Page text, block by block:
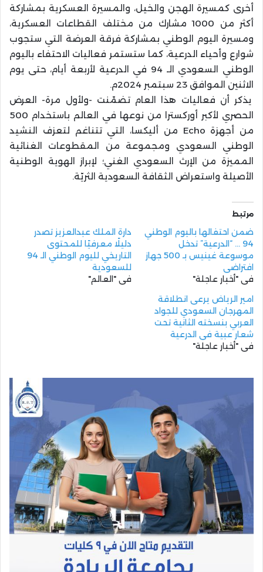
أخرى كمسيرة الهجن والخيل، والمسيرة العسكرية بمشاركة
أكثر من 1000 مشارك من مختلف القطاعات العسكرية،
ومسيرة اليوم الوطني بمشاركة فرقة العرضة التي ستجوب
شوارع وأحياء الدرعية، كما ستستمر فعاليات الاحتفاء باليوم
الوطني السعودي الـ 94 في الدرعية لأربعة أيام، حتى يوم
الاثنين الموافق 23 سبتمبر 2024م.
يذكر أن فعاليات هذا العام تضمّنت -ولأول مرة- العرض
الحصري لأكبر أوركسترا من نوعها في العالم باستخدام 500
من أجهزة Echo من أليكسا، التي تتناغم لتعزف النشيد
الوطني السعودي ومجموعة من المقطوعات الغنائية
المميزة من الإرث السعودي الغني؛ لإبراز الهوية الوطنية
الأصيلة واستعراض الثقافة السعودية الثريّة.
مرتبط
ضمن احتفالها باليوم الوطني
94 … “الدرعية” تدخل
موسوعة غينيس بـ 500 جهاز
افتراضي
في "أخبار عاجلة"
دارة الملك عبدالعزيز تصدر
دليلًا معرفيًا للمحتوى
التاريخي لليوم الوطني الـ 94
للسعودية
في "العالم"
امير الرياض يرعى انطلاقة
المهرجان السعودي للجواد
العربي بنسخته الثانية تحت
شعار عبية في الدرعية
في "أخبار عاجلة"